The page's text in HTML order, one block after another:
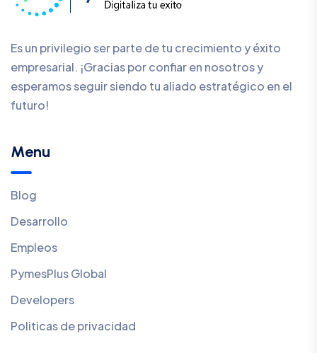
Es un privilegio ser parte de tu crecimiento y éxito
empresarial. ¡Gracias por confiar en nosotros y
esperamos seguir siendo tu aliado estratégico en el
futuro!
Menu
Blog
Desarrollo
Empleos
PymesPlus Global
Developers
Politicas de privacidad